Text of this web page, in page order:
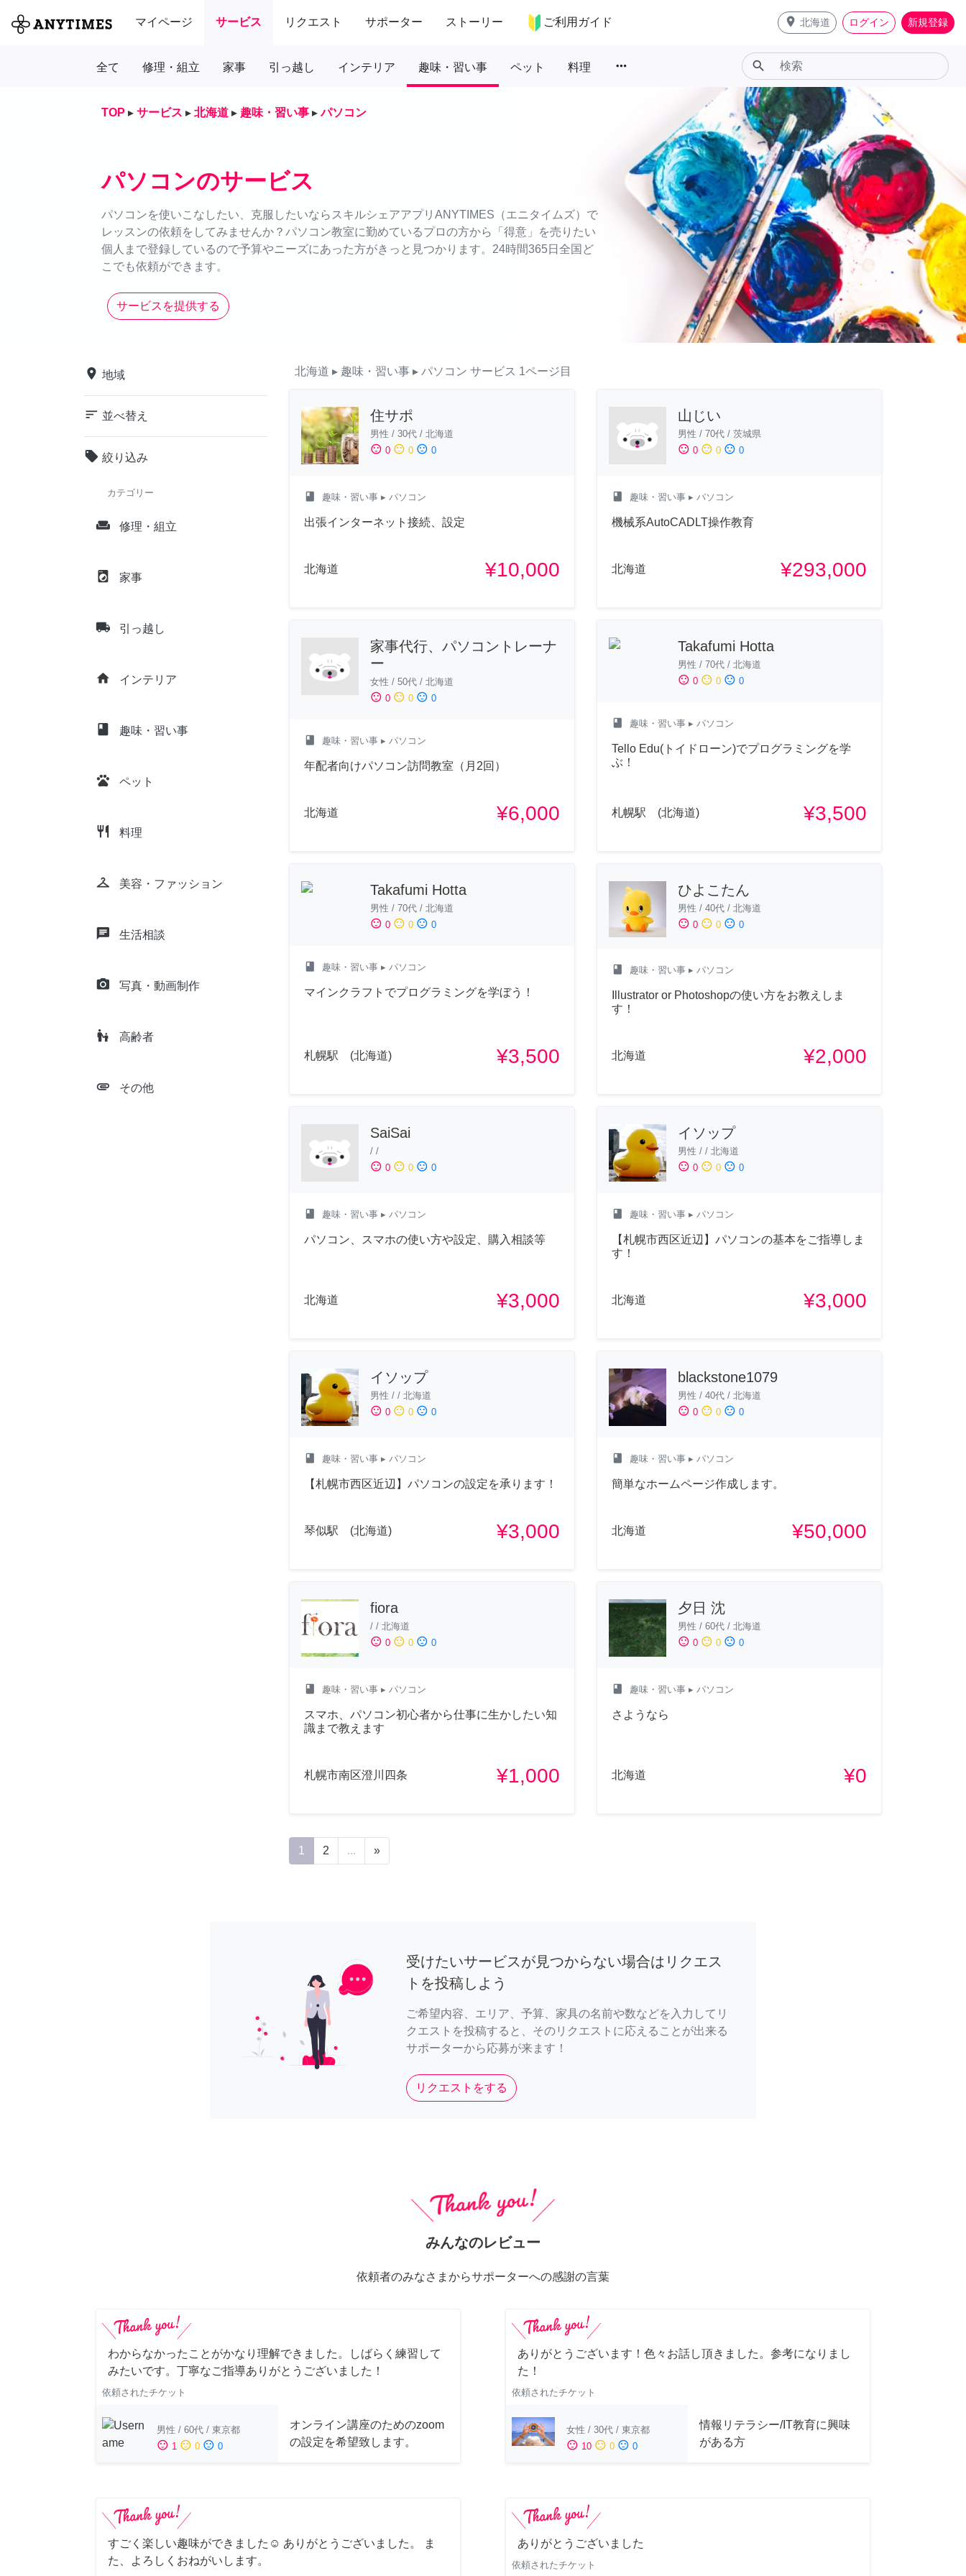
マイページ サービス リクエスト サポーター ストーリー ご利用ガイド place 北海道 ログイン 新規登録
全て 修理・組立 家事 引っ越し インテリア 趣味・習い事 ペット 料理 more_horiz search
TOP ▸ サービス ▸ 北海道 ▸ 趣味・習い事 ▸ パソコン
パソコンのサービス
パソコンを使いこなしたい、克服したいならスキルシェアアプリANYTIMES（エニタイムズ）で
レッスンの依頼をしてみませんか？パソコン教室に勤めているプロの方から「得意」を売りたい
個人まで登録しているので予算やニーズにあった方がきっと見つかります。24時間365日全国ど
こでも依頼ができます。
サービスを提供する
place 地域
sort 並べ替え
local_offer 絞り込み
カテゴリー
weekend 修理・組立
local_laundry_service 家事
local_shipping 引っ越し
home インテリア
class 趣味・習い事
pets ペット
restaurant 料理
checkroom 美容・ファッション
chat 生活相談
camera_alt 写真・動画制作
escalator_warning 高齢者
attachment その他
北海道 ▸ 趣味・習い事 ▸ パソコン サービス 1ページ目
住サポ
男性 / 30代 / 北海道
sentiment_satisfied 0 sentiment_neutral 0 sentiment_dissatisfied 0
class 趣味・習い事 ▸ パソコン
出張インターネット接続、設定
北海道 ¥10,000
山じい
男性 / 70代/ 茨城県
sentiment_satisfied 0 sentiment_neutral 0 sentiment_dissatisfied 0
class 趣味・習い事▸ パソコン
機械系AutoCADLT操作教育
北海道 ¥293,000
家事代行、パソコントレーナ
ー
女性 / 50代 / 北海道
sentiment_satisfied 0 sentiment_neutral 0 sentiment_dissatisfied 0
class 趣味・習い事 ▸ パソコン
年配者向けパソコン訪問教室（月2回）
北海道 ¥6,000
Takafumi Hotta
男性 / 70代/ 北海道
sentiment_satisfied 0 sentiment_neutral 0 sentiment_dissatisfied 0
class 趣味・習い事▸ パソコン
Tello Edu(トイドローン)でプログラミングを学
ぶ！
札幌駅 (北海道) ¥3,500
Takafumi Hotta
男性 / 70代 / 北海道
sentiment_satisfied 0 sentiment_neutral 0 sentiment_dissatisfied 0
class 趣味・習い事 ▸ パソコン
マインクラフトでプログラミングを学ぼう！
札幌駅 (北海道) ¥3,500
ひよこたん
男性 / 40代/ 北海道
sentiment_satisfied 0 sentiment_neutral 0 sentiment_dissatisfied 0
class 趣味・習い事▸ パソコン
Illustrator or Photoshopの使い方をお教えしま
す！
北海道 ¥2,000
SaiSai
/ /
sentiment_satisfied 0 sentiment_neutral 0 sentiment_dissatisfied 0
class 趣味・習い事 ▸ パソコン
パソコン、スマホの使い方や設定、購入相談等
北海道 ¥3,000
イソップ
男性 / / 北海道
sentiment_satisfied 0 sentiment_neutral 0 sentiment_dissatisfied 0
class 趣味・習い事▸ パソコン
【札幌市西区近辺】パソコンの基本をご指導しま
す！
北海道 ¥3,000
イソップ
男性 / / 北海道
sentiment_satisfied 0 sentiment_neutral 0 sentiment_dissatisfied 0
class 趣味・習い事 ▸ パソコン
【札幌市西区近辺】パソコンの設定を承ります！
琴似駅 (北海道) ¥3,000
blackstone1079
男性 / 40代/ 北海道
sentiment_satisfied 0 sentiment_neutral 0 sentiment_dissatisfied 0
class 趣味・習い事▸ パソコン
簡単なホームページ作成します。
北海道 ¥50,000
fiora
/ / 北海道
sentiment_satisfied 0 sentiment_neutral 0 sentiment_dissatisfied 0
class 趣味・習い事 ▸ パソコン
スマホ、パソコン初心者から仕事に生かしたい知
識まで教えます
札幌市南区澄川四条 ¥1,000
夕日 沈
男性 / 60代/ 北海道
sentiment_satisfied 0 sentiment_neutral 0 sentiment_dissatisfied 0
class 趣味・習い事▸ パソコン
さようなら
北海道 ¥0
1 2 ... »
受けたいサービスが見つからない場合はリクエス
トを投稿しよう
ご希望内容、エリア、予算、家具の名前や数などを入力してリ
クエストを投稿すると、そのリクエストに応えることが出来る
サポーターから応募が来ます！
リクエストをする
みんなのレビュー
依頼者のみなさまからサポーターへの感謝の言葉
わからなかったことがかなり理解できました。しばらく練習して
みたいです。丁寧なご指導ありがとうございました！
依頼されたチケット
男性 / 60代 / 東京都
sentiment_satisfied 1 sentiment_neutral 0 sentiment_dissatisfied 0
オンライン講座のためのzoom
の設定を希望致します。
ありがとうございます！色々お話し頂きました。参考になりまし
た！
依頼されたチケット
女性 / 30代 / 東京都
sentiment_satisfied 10 sentiment_neutral 0 sentiment_dissatisfied 0
情報リテラシー/IT教育に興味
がある方
すごく楽しい趣味ができました☺︎ ありがとうございました。 ま
た、よろしくおねがいします。
ありがとうございました
依頼されたチケット